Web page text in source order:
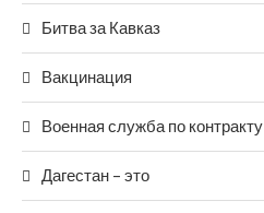
Битва за Кавказ
Вакцинация
Военная служба по контракту
Дагестан – это